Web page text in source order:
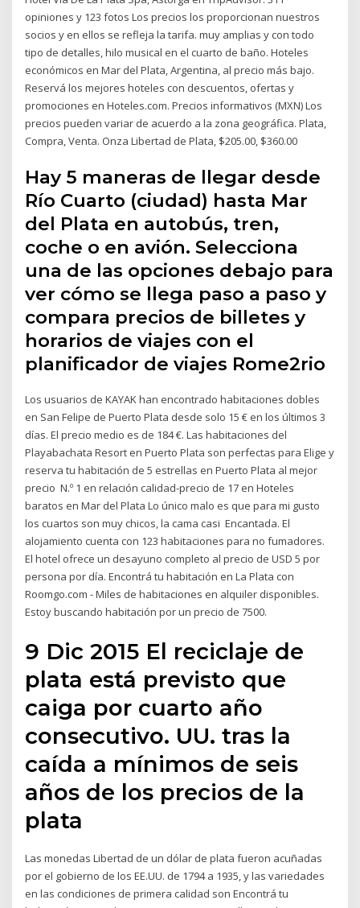
opiniones y 123 fotos Los precios los proporcionan nuestros
socios y en ellos se refleja la tarifa. muy amplias y con todo
tipo de detalles, hilo musical en el cuarto de baño. Hoteles
económicos en Mar del Plata, Argentina, al precio más bajo.
Reservá los mejores hoteles con descuentos, ofertas y
promociones en Hoteles.com. Precios informativos (MXN) Los
precios pueden variar de acuerdo a la zona geográfica. Plata,
Compra, Venta. Onza Libertad de Plata, $205.00, $360.00
Hay 5 maneras de llegar desde
Río Cuarto (ciudad) hasta Mar
del Plata en autobús, tren,
coche o en avión. Selecciona
una de las opciones debajo para
ver cómo se llega paso a paso y
compara precios de billetes y
horarios de viajes con el
planificador de viajes Rome2rio
Los usuarios de KAYAK han encontrado habitaciones dobles
en San Felipe de Puerto Plata desde solo 15 € en los últimos 3
días. El precio medio es de 184 €. Las habitaciones del
Playabachata Resort en Puerto Plata son perfectas para Elige y
reserva tu habitación de 5 estrellas en Puerto Plata al mejor
precio N.º 1 en relación calidad-precio de 17 en Hoteles
baratos en Mar del Plata Lo único malo es que para mi gusto
los cuartos son muy chicos, la cama casi Encantada. El
alojamiento cuenta con 123 habitaciones para no fumadores.
El hotel ofrece un desayuno completo al precio de USD 5 por
persona por día. Encontrá tu habitación en La Plata con
Roomgo.com - Miles de habitaciones en alquiler disponibles.
Estoy buscando habitación por un precio de 7500.
9 Dic 2015 El reciclaje de
plata está previsto que
caiga por cuarto año
consecutivo. UU. tras la
caída a mínimos de seis
años de los precios de la
plata
Las monedas Libertad de un dólar de plata fueron acuñadas
por el gobierno de los EE.UU. de 1794 a 1935, y las variedades
en las condiciones de primera calidad son Encontrá tu